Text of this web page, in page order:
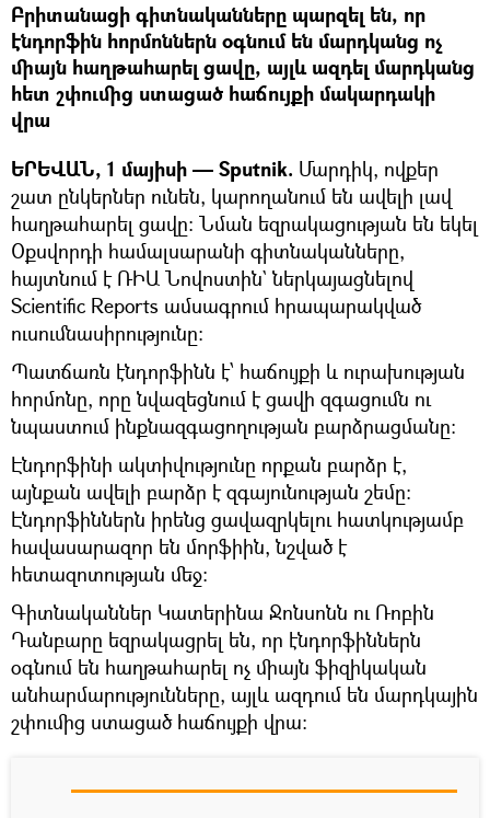
Բրիտանացի գիտնականները պարզել են, որ
էնդորֆին հորմոններն օգնում են մարդկանց ոչ
միայն հաղթահարել ցավը, այլև ազդել մարդկանց
հետ շփումից ստացած հաճույքի մակարդակի
վրա
ԵՐԵՎԱՆ, 1 մայիսի — Sputnik. Մարդիկ, ովքեր
շատ ընկերներ ունեն, կարողանում են ավելի լավ
հաղթահարել ցավը: Նման եզրակացության են եկել
Օքսվորդի համալսարանի գիտնականները,
հայտնում է ՌԻԱ Նովոստին` ներկայացնելով
Scientific Reports ամսագրում հրապարակված
ուսումնասիրությունը:
Պատճառն էնդորֆինն է՝ հաճույքի և ուրախության
հորմոնը, որը նվազեցնում է ցավի զգացումն ու
նպաստում ինքնազգացողության բարձրացմանը:
Էնդորֆինի ակտիվությունը որքան բարձր է,
այնքան ավելի բարձր է զգայունության շեմը:
Էնդորֆիններն իրենց ցավազրկելու հատկությամբ
հավասարազոր են մորֆիին, նշված է
հետազոտության մեջ:
Գիտնականներ Կատերինա Ջոնսոնն ու Ռոբին
Դանբարը եզրակացրել են, որ էնդորֆիններն
օգնում են հաղթահարել ոչ միայն ֆիզիկական
անհարմարությունները, այլև ազդում են մարդկային
շփումից ստացած հաճույքի վրա: